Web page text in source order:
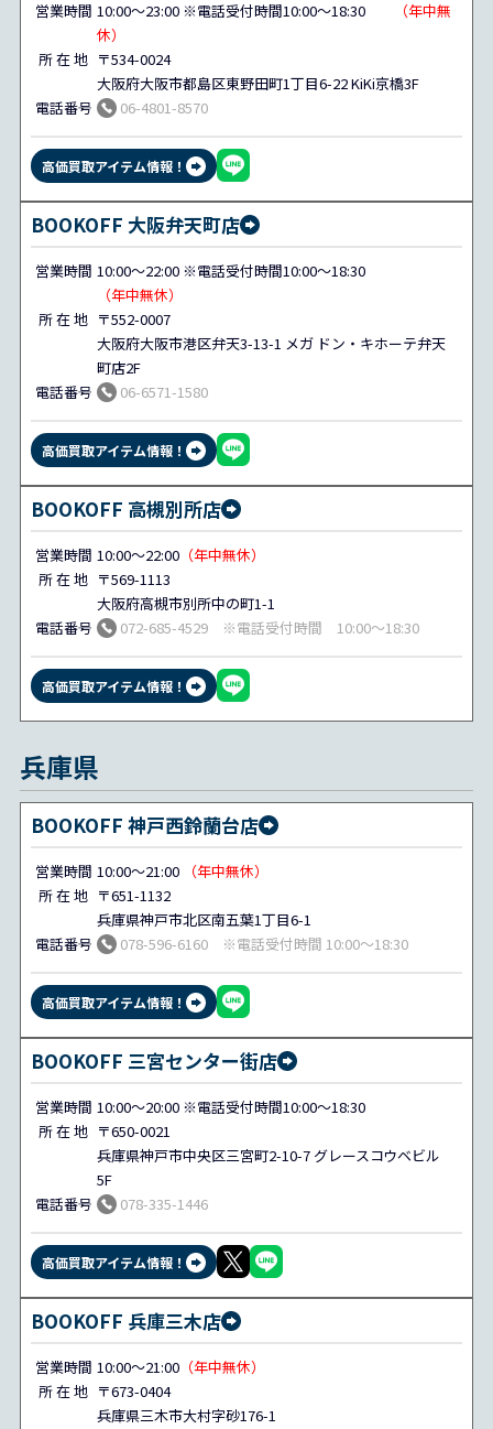
営業時間 10:00～23:00 ※電話受付時間10:00～18:30
（年中無
休）
所 在 地 〒534-0024
大阪府大阪市都島区東野田町1丁目6-22 KiKi京橋3F
電話番号
06-4801-8570
高価買取アイテム情報！
BOOKOFF 大阪弁天町店
営業時間 10:00～22:00 ※電話受付時間10:00～18:30
（年中無休）
所 在 地 〒552-0007
大阪府大阪市港区弁天3-13-1 メガ ドン・キホーテ弁天
町店2F
電話番号
06-6571-1580
高価買取アイテム情報！
BOOKOFF 高槻別所店
営業時間 10:00～22:00（年中無休）
所 在 地 〒569-1113
大阪府高槻市別所中の町1-1
電話番号
072-685-4529 ※電話受付時間 10:00～18:30
高価買取アイテム情報！
兵庫県
BOOKOFF 神戸西鈴蘭台店
営業時間 10:00～21:00
（年中無休）
所 在 地 〒651-1132
兵庫県神戸市北区南五葉1丁目6-1
電話番号
078-596-6160 ※電話受付時間 10:00～18:30
高価買取アイテム情報！
BOOKOFF 三宮センター街店
営業時間 10:00～20:00 ※電話受付時間10:00～18:30
所 在 地 〒650-0021
兵庫県神戸市中央区三宮町2-10-7 グレースコウベビル
5F
電話番号
078-335-1446
高価買取アイテム情報！
BOOKOFF 兵庫三木店
営業時間 10:00～21:00（年中無休）
所 在 地 〒673-0404
兵庫県三木市大村字砂176-1